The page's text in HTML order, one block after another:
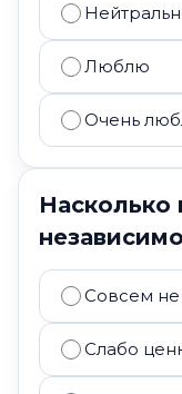
Люблю
Очень
Насколько
Совсем
Слабо